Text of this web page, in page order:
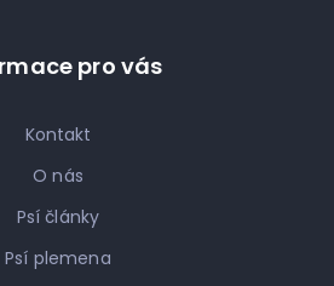
pro vás
Kontakt
O nás
Psí články
Psí plemena